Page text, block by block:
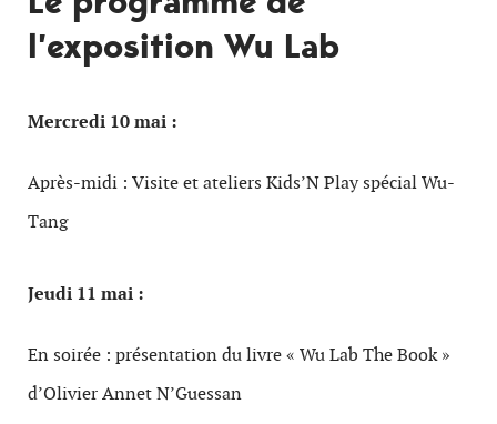
l’exposition Wu Lab
Mercredi 10 mai :
Après-midi : Visite et ateliers Kids’N Play spécial Wu-
Tang
Jeudi 11 mai :
En soirée : présentation du livre « Wu Lab The Book »
d’Olivier Annet N’Guessan